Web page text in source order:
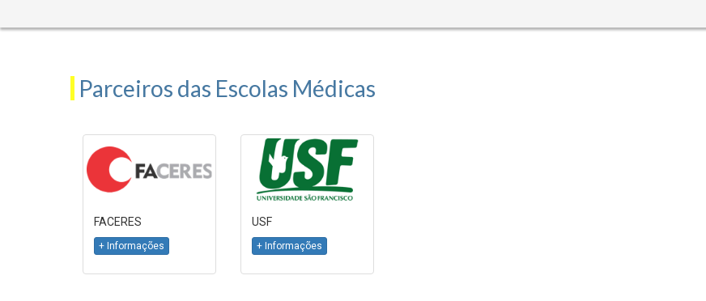
Parceiros das Escolas Médicas
FACERES
+ Informações
USF
+ Informações